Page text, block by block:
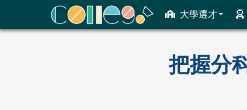
大學選才
ColleGo! 大學選才與高中育才輔助系統
把握分